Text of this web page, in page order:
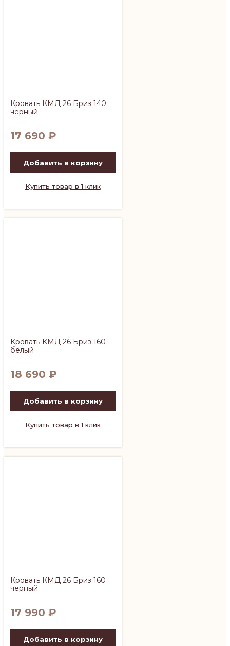
Кровать КМД 26 Бриз 140
черный
17 690 ₽
Добавить в корзину
Купить товар в 1 клик
Кровать КМД 26 Бриз 160
белый
18 690 ₽
Добавить в корзину
Купить товар в 1 клик
Кровать КМД 26 Бриз 160
черный
17 990 ₽
Добавить в корзину